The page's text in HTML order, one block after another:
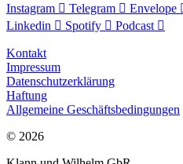
Instagram
Telegram Envelope
Linkedin
Spotify Podcast
Kontakt
Impressum
Datenschutzerklärung
Haftung
Allgemeine Geschäftsbedingungen
© 2026